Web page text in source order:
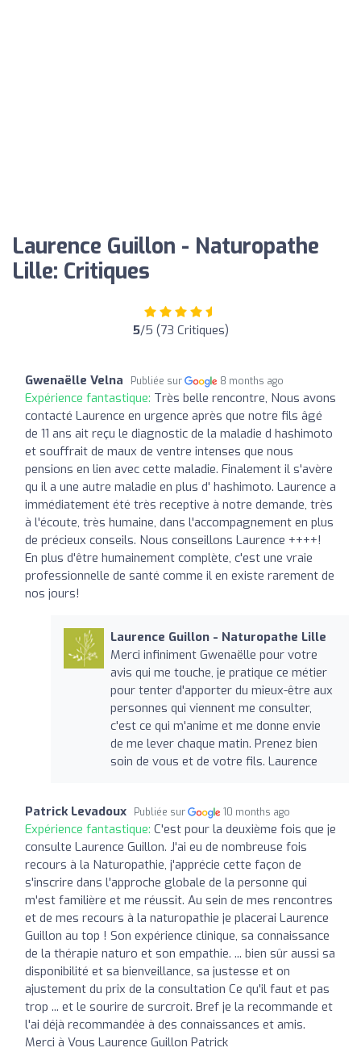
Laurence Guillon - Naturopathe
Lille: Critiques
5/5 (73 Critiques)
Gwenaëlle Velna Publiée sur 8 months ago
Expérience fantastique: Très belle rencontre, Nous avons
contacté Laurence en urgence après que notre fils âgé
de 11 ans ait reçu le diagnostic de la maladie d hashimoto
et souffrait de maux de ventre intenses que nous
pensions en lien avec cette maladie. Finalement il s'avère
qu il a une autre maladie en plus d' hashimoto. Laurence a
immédiatement été très receptive à notre demande, très
à l'écoute, très humaine, dans l'accompagnement en plus
de précieux conseils. Nous conseillons Laurence ++++!
En plus d'être humainement complète, c'est une vraie
professionnelle de santé comme il en existe rarement de
nos jours!
Laurence Guillon - Naturopathe Lille
Merci infiniment Gwenaëlle pour votre
avis qui me touche, je pratique ce métier
pour tenter d'apporter du mieux-être aux
personnes qui viennent me consulter,
c'est ce qui m'anime et me donne envie
de me lever chaque matin. Prenez bien
soin de vous et de votre fils. Laurence
Patrick Levadoux Publiée sur 10 months ago
Expérience fantastique: C'est pour la deuxième fois que je
consulte Laurence Guillon. J'ai eu de nombreuse fois
recours à la Naturopathie, j'apprécie cette façon de
s'inscrire dans l'approche globale de la personne qui
m'est familière et me réussit. Au sein de mes rencontres
et de mes recours à la naturopathie je placerai Laurence
Guillon au top ! Son expérience clinique, sa connaissance
de la thérapie naturo et son empathie. ... bien sûr aussi sa
disponibilité et sa bienveillance, sa justesse et on
ajustement du prix de la consultation Ce qu'il faut et pas
trop ... et le sourire de surcroit. Bref je la recommande et
l'ai déjà recommandée à des connaissances et amis.
Merci à Vous Laurence Guillon Patrick